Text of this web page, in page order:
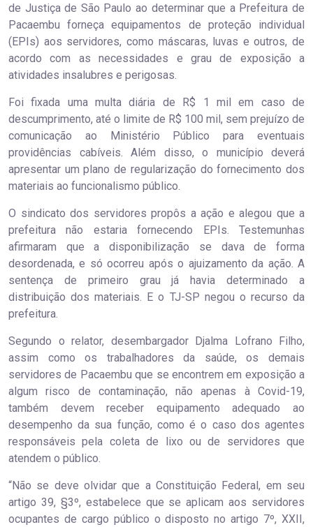
de Justiça de São Paulo ao determinar que a Prefeitura de
Pacaembu forneça equipamentos de proteção individual
(EPIs) aos servidores, como máscaras, luvas e outros, de
acordo com as necessidades e grau de exposição a
atividades insalubres e perigosas.
Foi fixada uma multa diária de R$ 1 mil em caso de
descumprimento, até o limite de R$ 100 mil, sem prejuízo de
comunicação ao Ministério Público para eventuais
providências cabíveis. Além disso, o município deverá
apresentar um plano de regularização do fornecimento dos
materiais ao funcionalismo público.
O sindicato dos servidores propôs a ação e alegou que a
prefeitura não estaria fornecendo EPIs. Testemunhas
afirmaram que a disponibilização se dava de forma
desordenada, e só ocorreu após o ajuizamento da ação. A
sentença de primeiro grau já havia determinado a
distribuição dos materiais. E o TJ-SP negou o recurso da
prefeitura.
Segundo o relator, desembargador Djalma Lofrano Filho,
assim como os trabalhadores da saúde, os demais
servidores de Pacaembu que se encontrem em exposição a
algum risco de contaminação, não apenas à Covid-19,
também devem receber equipamento adequado ao
desempenho da sua função, como é o caso dos agentes
responsáveis pela coleta de lixo ou de servidores que
atendem o público.
“Não se deve olvidar que a Constituição Federal, em seu
artigo 39, §3º, estabelece que se aplicam aos servidores
ocupantes de cargo público o disposto no artigo 7º, XXII,